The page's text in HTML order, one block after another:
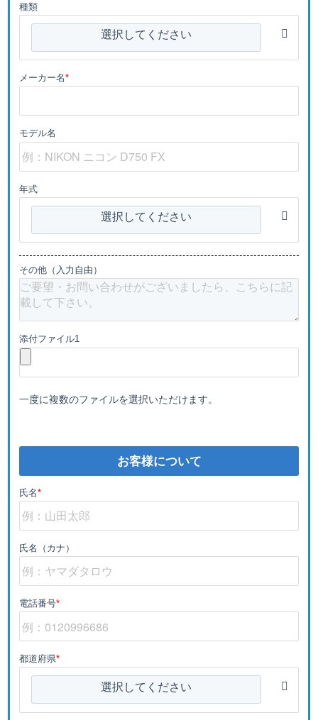
種類
選択してください
メーカー名*
モデル名
年式
選択してください
その他（入力自由）
添付ファイル1
一度に複数のファイルを選択いただけます。
お客様について
氏名*
氏名（カナ）
電話番号*
都道府県*
選択してください